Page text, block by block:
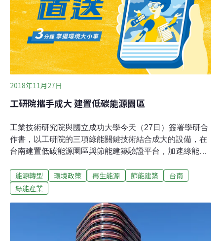
《小房子大天地》，HGTV《小房子大生活》（Tiny
House, Big Living）、《迷你房屋獵人》（Tiny House
Hunter
2018年11月27日
工研院攜手成大 建置低碳能源園區
工業技術研究院與國立成功大學今天（27日）簽署學研合
作書，以工研院的三項綠能關鍵技術結合成大的設備，在
台南建置低碳能源園區與節能建築驗證平台，加速綠能產
證下，由工研院副院長張培仁與成大校長蘇慧貞代表完
成。張培仁表示，此次工研院以化學迴路創新技術、生質
能源園區建立驗證場域；同時委請成大在沙崙綠能科學城
建置「智慧型節能建築旋轉測試驗證平台」。她說，當實
驗屋旋轉至特定方位，因光線溫濕等條件，可對各種建材
能源轉型 環境政策 再生能源 節能建築
台南
綠能產業